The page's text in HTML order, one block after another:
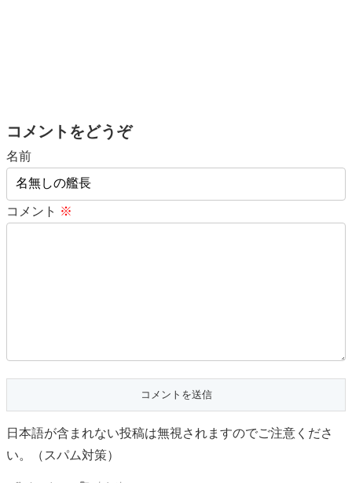
コメントをどうぞ
名前
コメント ※
日本語が含まれない投稿は無視されますのでご注意くださ
い。（スパム対策）